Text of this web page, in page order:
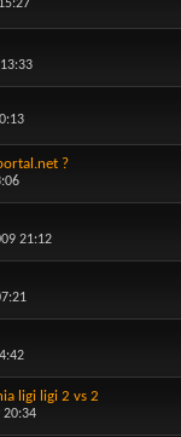
?
21:12
ligi ligi 2 vs 2
20:34